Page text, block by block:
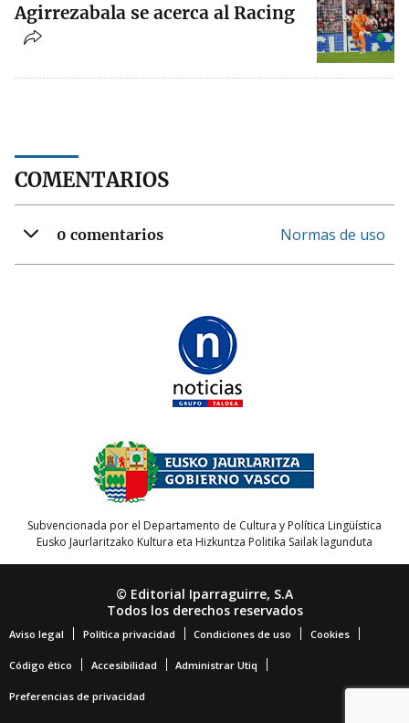
Agirrezabala se acerca al Racing
COMENTARIOS
0 comentarios Normas de uso
Subvencionada por el Departamento de Cultura y Política Lingüística
Eusko Jaurlaritzako Kultura eta Hizkuntza Politika Sailak lagunduta
© Editorial Iparraguirre, S.A
Todos los derechos reservados
Aviso legal Política privacidad Condiciones de uso Cookies
Código ético Accesibilidad Administrar Utiq
Preferencias de privacidad